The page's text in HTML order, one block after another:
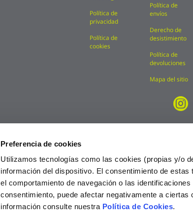
Preferencia de cookies
Utilizamos tecnologías como las cookies (propias y/o
información del dispositivo. El consentimiento de
el comportamiento de navegación o las
consentimiento, puede afectar negativamente a
información consulte nuestra Política de Cookies.
Política de
privacidad
Política de
cookies
Política de
envíos
Derecho de
desistimiento
Política de
devoluciones
Mapa del sitio